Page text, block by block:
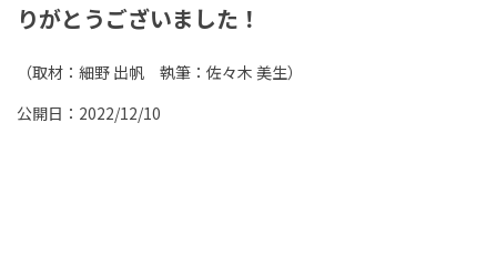
りがとうございました！
（取材：細野 出帆 執筆：佐々木 美生）
公開日：2022/12/10